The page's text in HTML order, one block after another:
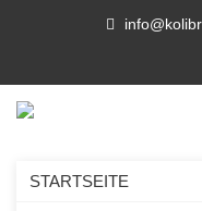
STARTSEITE